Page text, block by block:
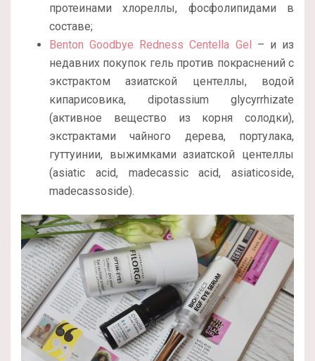
протеинами хлореллы, фосфолипидами в
составе;
Benton Goodbye Redness Centella Gel – и из
недавних покупок гель против покраснений с
экстрактом азиатской центеллы, водой
кипарисовика, dipotassium glycyrrhizate
(активное вещество из корня солодки),
экстрактами чайного дерева, портулака,
гуттуинии, выжимками азиатской центеллы
(asiatic acid, madecassic acid, asiaticoside,
madecassoside).